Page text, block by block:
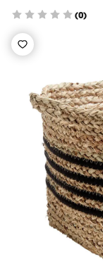
(0)